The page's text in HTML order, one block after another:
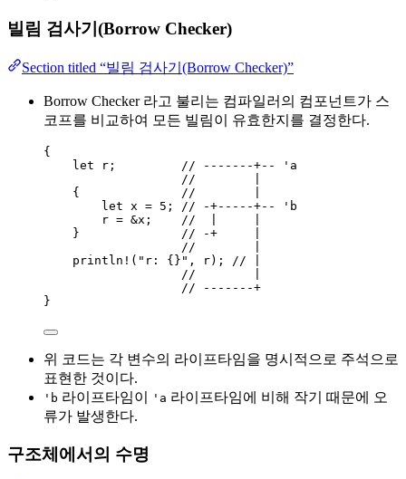
빌림 검사기(Borrow Checker)
Section titled “빌림 검사기(Borrow Checker)”
Borrow Checker 라고 불리는 컴파일러의 컴포넌트가 스
코프를 비교하여 모든 빌림이 유효한지를 결정한다.
{
let
r ;
// -------+-- 'a
//        |
{
//        |
let
x = 5 ;
// -+-----+-- 'b
r = &x ;
//  |     |
}
// -+     |
//        |
println! ( " r: {} " , r);
// |
//        |
// -------+
}
위 코드는 각 변수의 라이프타임을 명시적으로 주석으로
표현한 것이다.
'b 라이프타임이 'a 라이프타임에 비해 작기 때문에 오
류가 발생한다.
구조체에서의 수명